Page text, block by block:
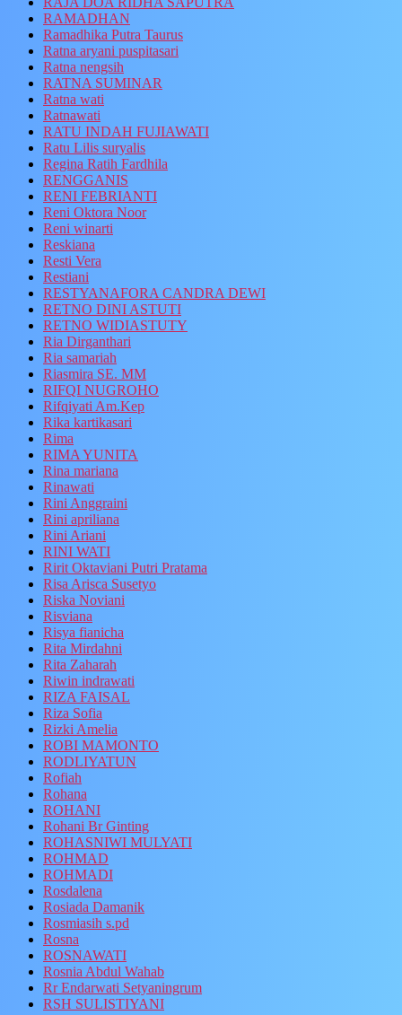
RAMADHAN
Ramadhika Putra Taurus
Ratna aryani puspitasari
Ratna nengsih
RATNA SUMINAR
Ratna wati
Ratnawati
RATU INDAH FUJIAWATI
Ratu Lilis suryalis
Regina Ratih Fardhila
RENGGANIS
RENI FEBRIANTI
Reni Oktora Noor
Reni winarti
Reskiana
Resti Vera
Restiani
RESTYANAFORA CANDRA DEWI
RETNO DINI ASTUTI
RETNO WIDIASTUTY
Ria Dirganthari
Ria samariah
Riasmira SE. MM
RIFQI NUGROHO
Rifqiyati Am.Kep
Rika kartikasari
Rima
RIMA YUNITA
Rina mariana
Rinawati
Rini Anggraini
Rini apriliana
Rini Ariani
RINI WATI
Ririt Oktaviani Putri Pratama
Risa Arisca Susetyo
Riska Noviani
Risviana
Risya fianicha
Rita Mirdahni
Rita Zaharah
Riwin indrawati
RIZA FAISAL
Riza Sofia
Rizki Amelia
ROBI MAMONTO
RODLIYATUN
Rofiah
Rohana
ROHANI
Rohani Br Ginting
ROHASNIWI MULYATI
ROHMAD
ROHMADI
Rosdalena
Rosiada Damanik
Rosmiasih s.pd
Rosna
ROSNAWATI
Rosnia Abdul Wahab
Rr Endarwati Setyaningrum
RSH SULISTIYANI